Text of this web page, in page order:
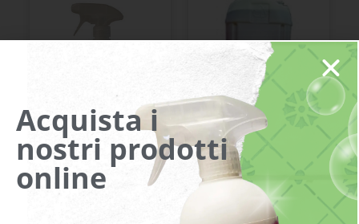
DETERGENTE
IDROALCOLICO
ECOPOOL
Acquista i
nostri prodotti
online